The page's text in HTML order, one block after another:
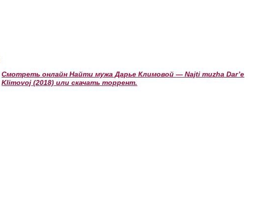
Смотреть онлайн Найти мужа Дарье Климовой — Najti muzha Dar’e
Klimovoj (2018) или скачать торрент.